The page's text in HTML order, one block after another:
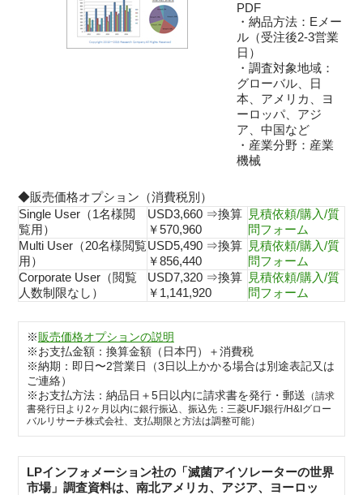
PDF
・納品方法：Eメー
ル（受注後2-3営業
日）
・調査対象地域：
グローバル、日
本、アメリカ、ヨ
ーロッパ、アジ
ア、中国など
・産業分野：産業
機械
◆販売価格オプション（消費税別）
Single User（1名様閲
覧用）
USD3,660 ⇒換算
￥570,960
見積依頼/購入/質
問フォーム
Multi User（20名様閲覧
用）
USD5,490 ⇒換算
￥856,440
見積依頼/購入/質
問フォーム
Corporate User（閲覧
人数制限なし）
USD7,320 ⇒換算
￥1,141,920
見積依頼/購入/質
問フォーム
※販売価格オプションの説明
※お支払金額：換算金額（日本円）＋消費税
※納期：即日〜2営業日（3日以上かかる場合は別途表記又は
ご連絡）
※お支払方法：納品日＋5日以内に請求書を発行・郵送 （請求
書発行日より2ヶ月以内に銀行振込、振込先：三菱UFJ銀行/H&Iグロー
バルリサーチ株式会社、支払期限と方法は調整可能）
LPインフォメーション社の「滅菌アイソレーターの世界
市場」調査資料は、南北アメリカ、アジア、ヨーロッ